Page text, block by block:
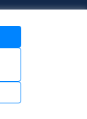
Commons
Link)